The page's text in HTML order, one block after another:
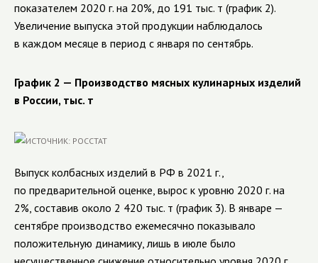
показателем 2020 г. на 20%, до 191 тыс. т (график 2).
Увеличение выпуска этой продукции наблюдалось
в каждом месяце в период с января по сентябрь.
График 2 — Производство мясных кулинарных изделий
в России, тыс. т
Выпуск колбасных изделий в РФ в 2021 г.,
по предварительной оценке, вырос к уровню 2020 г. на
2%, составив около 2 420 тыс. т (график 3). В январе —
сентябре производство ежемесячно показывало
положительную динамику, лишь в июле было